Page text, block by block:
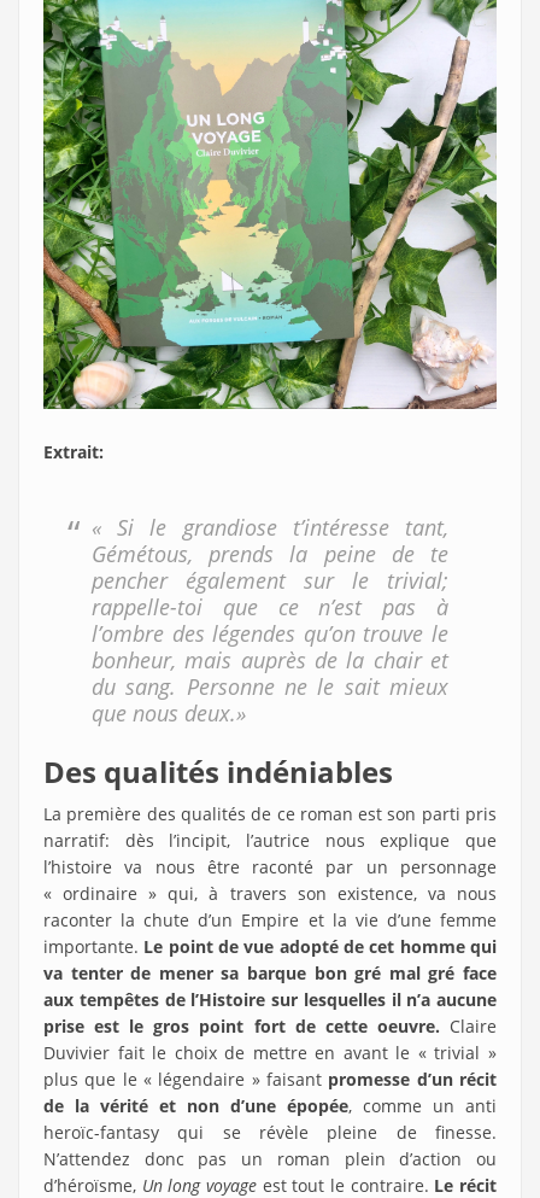
Extrait:
« Si le grandiose t’intéresse tant,
Gémétous, prends la peine de te
pencher également sur le trivial;
rappelle-toi que ce n’est pas à
l’ombre des légendes qu’on trouve le
bonheur, mais auprès de la chair et
du sang. Personne ne le sait mieux
que nous deux.»
Des qualités indéniables
La première des qualités de ce roman est son parti pris
narratif: dès l’incipit, l’autrice nous explique que
l’histoire va nous être raconté par un personnage
« ordinaire » qui, à travers son existence, va nous
raconter la chute d’un Empire et la vie d’une femme
importante. Le point de vue adopté de cet homme qui
va tenter de mener sa barque bon gré mal gré face
aux tempêtes de l’Histoire sur lesquelles il n’a aucune
prise est le gros point fort de cette oeuvre. Claire
Duvivier fait le choix de mettre en avant le « trivial »
plus que le « légendaire » faisant promesse d’un récit
de la vérité et non d’une épopée, comme un anti
heroïc-fantasy qui se révèle pleine de finesse.
N’attendez donc pas un roman plein d’action ou
d’héroïsme, Un long voyage est tout le contraire. Le récit